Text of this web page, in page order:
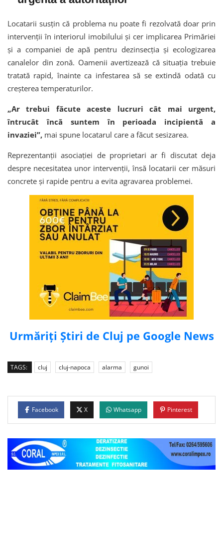
Locatarii susțin că problema nu poate fi rezolvată doar prin
intervenții în interiorul imobilului și cer implicarea Primăriei
și a companiei de apă pentru dezinsecția și ecologizarea
canalelor din zonă. Oamenii avertizează că situația trebuie
tratată rapid, înainte ca infestarea să se extindă odată cu
creșterea temperaturilor.
„Ar trebui făcute aceste lucruri cât mai urgent,
întrucât încă suntem în perioada incipientă a
invaziei”, mai spune locatarul care a făcut sesizarea.
Reprezentanții asociației de proprietari ar fi discutat deja
despre necesitatea unor intervenții, însă locatarii cer măsuri
concrete și rapide pentru a evita agravarea problemei.
Urmăriți Știri de Cluj pe Google News
TAGS: cluj cluj-napoca alarma gunoi
Facebook X Whatsapp Pinterest